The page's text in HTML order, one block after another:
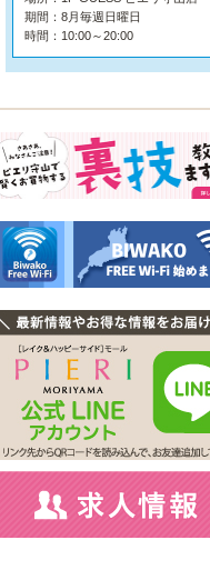
期間：8月毎週日曜日
時間：10:00～20:00